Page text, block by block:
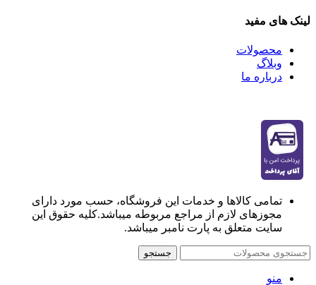
لینک های مفید
محصولات
وبلاگ
درباره ما
تمامی کالاها و خدمات این فروشگاه، حسب مورد دارای
مجوزهای لازم از مراجع مربوطه میباشد.کلیه حقوق این
سایت متعلق به پارت نامبر میباشد.
جستجو
منو